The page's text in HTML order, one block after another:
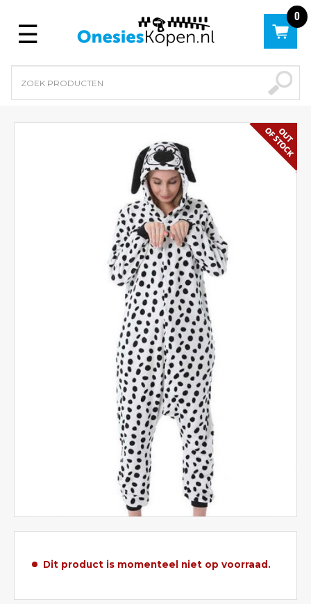
Menu
0
Dit product is momenteel niet op voorraad.